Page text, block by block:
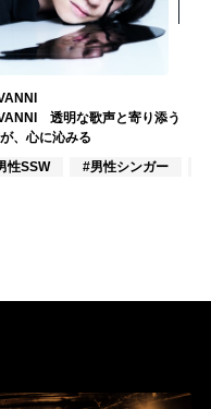
透明な歌声と寄り添う
、心に沁みる
性SSW
#男性シンガー